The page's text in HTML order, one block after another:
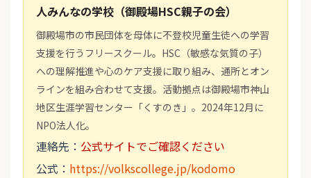
人みんなの学校（御殿場HSC親子の会）
御殿場市の市民団体を母体に不登校児童生徒への学習
支援を行うフリースクール。HSC（敏感な気質の子）
への理解推進や心のケア支援に取り組み、通所とオン
ラインを組み合わせて支援。活動拠点は御殿場市神山
地区生涯学習センター「くすのき」。2024年12月に
NPO法人化。
連絡先： 公式サイトでご確認ください
公式： https://volkscollege.jp/kodomo